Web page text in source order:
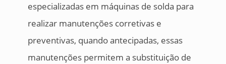
especializadas em máquinas de solda para
realizar manutenções corretivas e
preventivas, quando antecipadas, essas
manutenções permitem a substituição de